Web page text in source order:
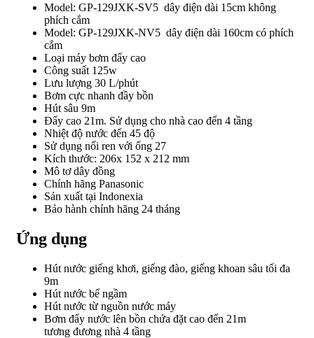
Model: GP-129JXK-SV5 dây điện dài 15cm không
phích cắm
Model: GP-129JXK-NV5 dây điện dài 160cm có phích
cắm
Loại máy bơm đẩy cao
Công suất 125w
Lưu lượng 30 L/phút
Bơm cực nhanh đầy bồn
Hút sâu 9m
Đẩy cao 21m. Sử dụng cho nhà cao đến 4 tầng
Nhiệt độ nước đến 45 độ
Sử dụng nối ren với ống 27
Kích thước: 206x 152 x 212 mm
Mô tơ dây đồng
Chính hãng Panasonic
Sản xuất tại Indonexia
Bảo hành chính hãng 24 tháng
Ứng dụng
Hút nước giếng khơi, giếng đào, giếng khoan sâu tối đa
9m
Hút nước bể ngầm
Hút nước từ nguồn nước máy
Bơm đẩy nước lên bồn chứa đặt cao đến 21m
tương đương nhà 4 tầng